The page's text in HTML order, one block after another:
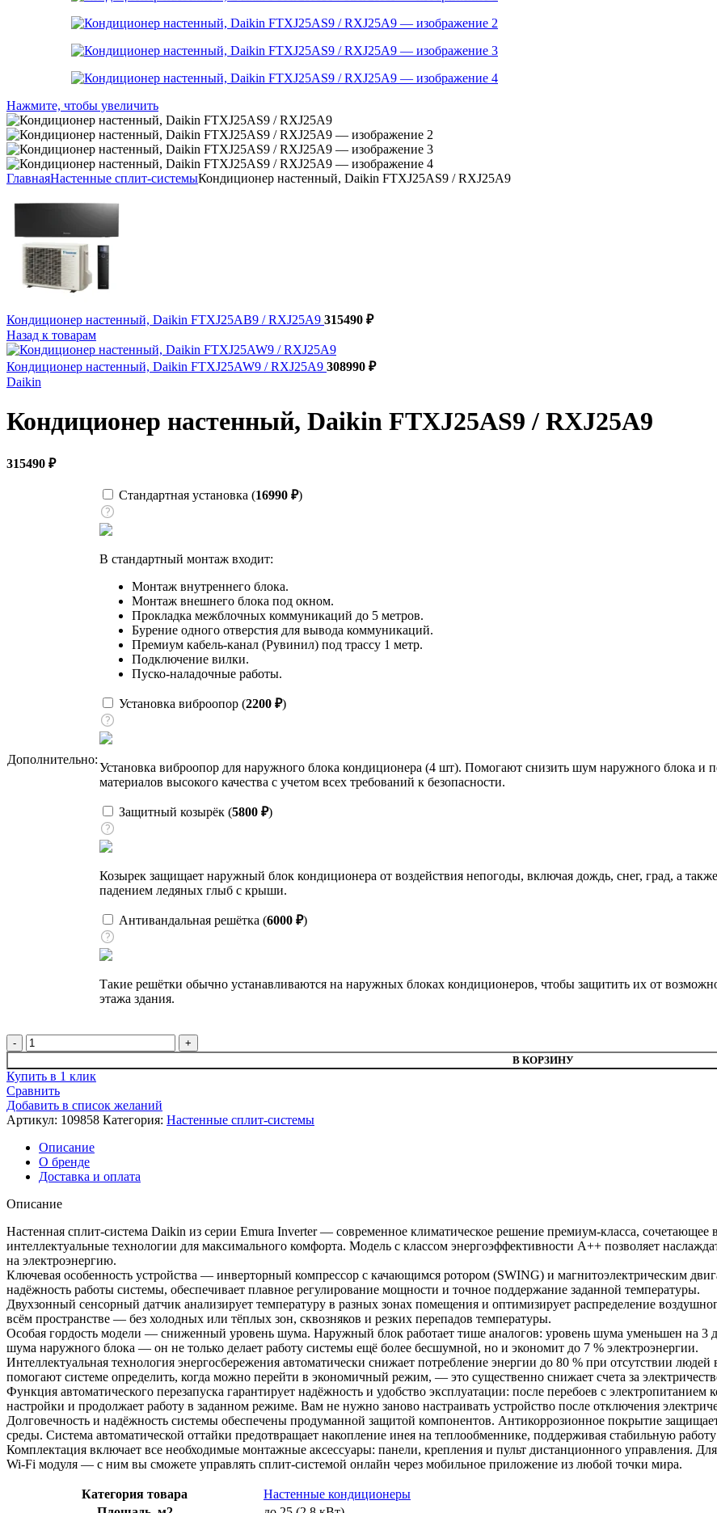
Нажмите, чтобы увеличить
ГлавнаяНастенные сплит-системыКондиционер настенный, Daikin FTXJ25AS9 / RXJ25A9
Кондиционер настенный, Daikin FTXJ25AB9 / RXJ25A9 315490 ₽
Назад к товарам
Кондиционер настенный, Daikin FTXJ25AW9 / RXJ25A9 308990 ₽
Daikin
Кондиционер настенный, Daikin FTXJ25AS9 / RXJ25A9
315490 ₽
Дополнительно:
Стандартная установка (16990 ₽)
В стандартный монтаж входит:
Монтаж внутреннего блока.
Монтаж внешнего блока под окном.
Прокладка межблочных коммуникаций до 5 метров.
Бурение одного отверстия для вывода коммуникаций.
Премиум кабель-канал (Рувинил) под трассу 1 метр.
Подключение вилки.
Пуско-наладочные работы.
Установка виброопор (2200 ₽)
Установка виброопор для наружного блока кондиционера (4 шт). Помогают снизить шум наружного блока и
материалов высокого качества с учетом всех требований к безопасности.
Защитный козырёк (5800 ₽)
Козырек защищает наружный блок кондиционера от воздействия непогоды, включая дождь, снег, град, а
падением ледяных глыб с крыши.
Антивандальная решётка (6000 ₽)
Такие решётки обычно устанавливаются на наружных блоках кондиционеров, чтобы защитить их от
этажа здания.
Количество
товара
Кондиционер
настенный,
Daikin
FTXJ25AS9
/
RXJ25A9
В КОРЗИНУ
Купить в 1 клик
Сравнить
Добавить в список желаний
Артикул: 109858 Категория: Настенные сплит-системы
Описание
О бренде
Доставка и оплата
Описание
Настенная сплит‑система Daikin из серии Emura Inverter — современное климатическое решение премиум‑класса,
интеллектуальные технологии для максимального комфорта. Модель с классом энергоэффективности A++ позволяет
на электроэнергию.
Ключевая особенность устройства — инверторный компрессор с качающимся ротором (SWING) и магнитоэлектрическим
надёжность работы системы, обеспечивает плавное регулирование мощности и точное поддержание заданной температуры.
Двухзонный сенсорный датчик анализирует температуру в разных зонах помещения и оптимизирует распределение
всём пространстве — без холодных или тёплых зон, сквозняков и резких перепадов температуры.
Особая гордость модели — сниженный уровень шума. Наружный блок работает тише аналогов: уровень шума уменьшен на
шума наружного блока — он не только делает работу системы ещё более бесшумной, но и экономит до 7 % электроэнергии.
Интеллектуальная технология энергосбережения автоматически снижает потребление энергии до 80 % при отсутствии
помогают системе определить, когда можно перейти в экономичный режим, — это существенно снижает счета за
Функция автоматического перезапуска гарантирует надёжность и удобство эксплуатации: после перебоев с
настройки и продолжает работу в заданном режиме. Вам не нужно заново настраивать устройство после отключения
Долговечность и надёжность системы обеспечены продуманной защитой компонентов. Антикоррозионное покрытие
среды. Система автоматической оттайки предотвращает накопление инея на теплообменнике, поддерживая стабильную
Комплектация включает все необходимые монтажные аксессуары: панели, крепления и пульт дистанционного управления.
Wi‑Fi модуля — с ним вы сможете управлять сплит‑системой онлайн через мобильное приложение из любой точки мира.
Категория товара
Настенные кондиционеры